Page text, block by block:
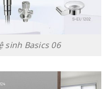
sinh Basics 06